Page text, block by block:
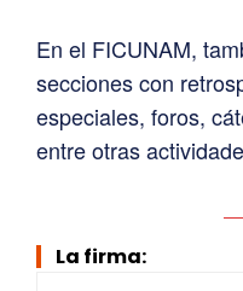
En el FICUNAM,
secciones con
especiales, foros,
entre otras
La firma: